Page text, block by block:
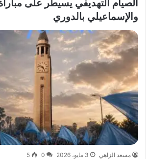
الصيام التهديفي يسيطر على
والإسماعيلي بالدوري
مسعد الزاهي 3 مايو، 2026 0
5